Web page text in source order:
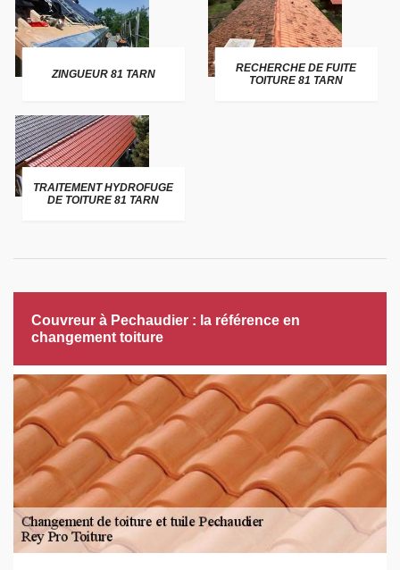
ZINGUEUR 81 TARN
RECHERCHE DE FUITE
TOITURE 81 TARN
TRAITEMENT HYDROFUGE
DE TOITURE 81 TARN
Couvreur à Pechaudier : la référence en
changement toiture